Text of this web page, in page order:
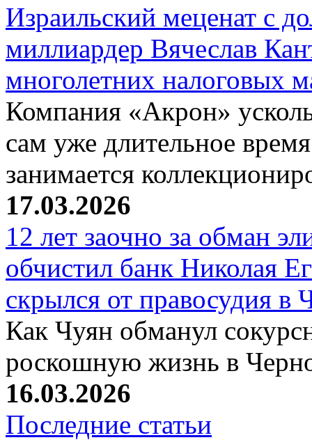
Израильский меценат с
миллиардер Вячеслав
многолетних налоговых
Компания «Акрон»
сам уже длительное
занимается
17.03.2026
12 лет заочно за обман
обчистил банк Николая
скрылся от правосудия в
Как Чуян обманул
роскошную жизнь в
16.03.2026
Последние статьи